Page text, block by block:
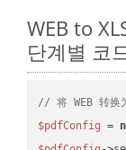
WEB to
단계별 코
// 将 WEB 转换
$pdfConfig =